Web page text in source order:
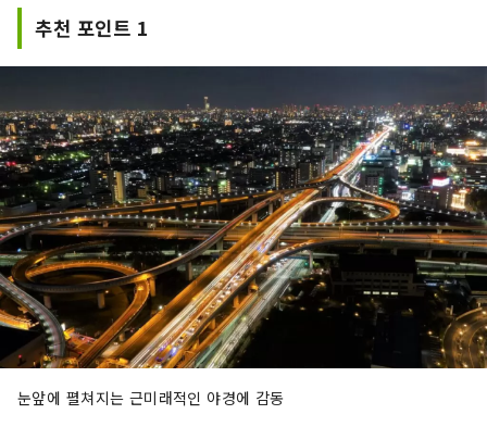
추천 포인트 1
눈앞에 펼쳐지는 근미래적인 야경에 감동